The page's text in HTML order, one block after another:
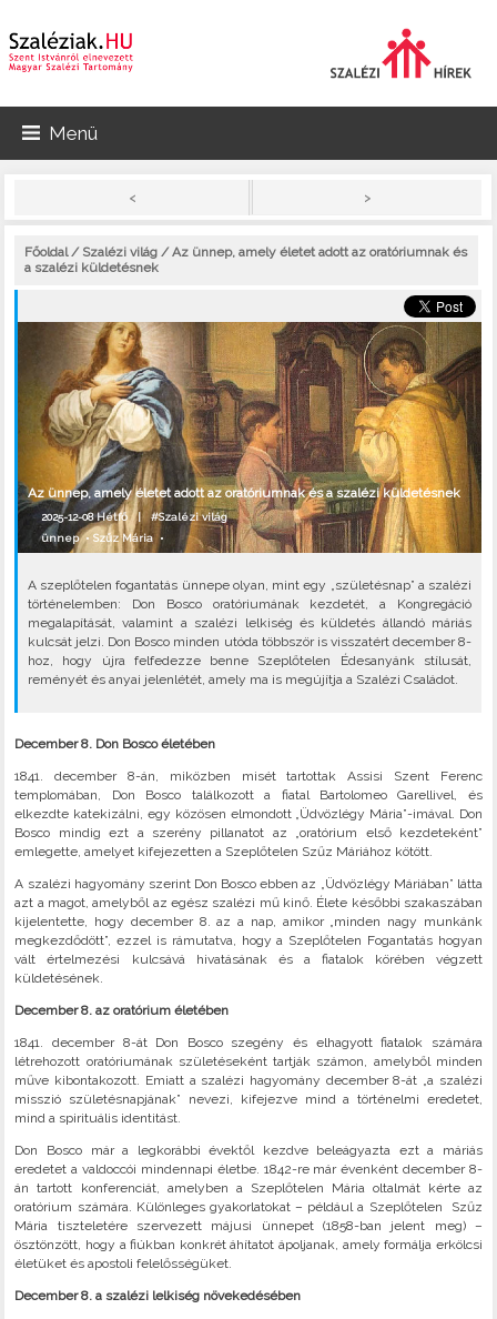
Menü
< >
Főoldal/ Szalézi világ / Az ünnep, amely életet adott az oratóriumnak és
a szalézi küldetésnek
Az ünnep, amely életet adott az oratóriumnak és a szalézi küldetésnek
2025-12-08 Hétfő |#Szalézi világ
ünnep•Szűz Mária •
A szeplőtelen fogantatás ünnepe olyan, mint egy „születésnap” a szalézi
történelemben: Don Bosco oratóriumának kezdetét, a Kongregáció
megalapítását, valamint a szalézi lelkiség és küldetés állandó máriás
kulcsát jelzi. Don Bosco minden utóda többször is visszatért december 8-
hoz, hogy újra felfedezze benne Szeplőtelen Édesanyánk stílusát,
reményét és anyai jelenlétét, amely ma is megújítja a Szalézi Családot.
December 8. Don Bosco életében
1841. december 8-án, miközben misét tartottak Assisi Szent Ferenc
templomában, Don Bosco találkozott a fiatal Bartolomeo Garellivel, és
elkezdte katekizálni, egy közösen elmondott „Üdvözlégy Mária”-imával. Don
Bosco mindig ezt a szerény pillanatot az „oratórium első kezdeteként”
emlegette, amelyet kifejezetten a Szeplőtelen Szűz Máriához kötött.
A szalézi hagyomány szerint Don Bosco ebben az „Üdvözlégy Máriában” látta
azt a magot, amelyből az egész szalézi mű kinő. Élete későbbi szakaszában
kijelentette, hogy december 8. az a nap, amikor „minden nagy munkánk
megkezdődött”, ezzel is rámutatva, hogy a Szeplőtelen Fogantatás hogyan
vált értelmezési kulcsává hivatásának és a fiatalok körében végzett
küldetésének.
December 8. az oratórium életében
1841. december 8-át Don Bosco szegény és elhagyott fiatalok számára
létrehozott oratóriumának születéseként tartják számon, amelyből minden
műve kibontakozott. Emiatt a szalézi hagyomány december 8-át „a szalézi
misszió születésnapjának” nevezi, kifejezve mind a történelmi eredetet,
mind a spirituális identitást.
Don Bosco már a legkorábbi évektől kezdve beleágyazta ezt a máriás
eredetet a valdoccói mindennapi életbe. 1842-re már évenként december 8-
án tartott konferenciát, amelyben a Szeplőtelen Mária oltalmát kérte az
oratórium számára. Különleges gyakorlatokat – például a Szeplőtelen Szűz
Mária tiszteletére szervezett májusi ünnepet (1858-ban jelent meg) –
ösztönzött, hogy a fiúkban konkrét áhítatot ápoljanak, amely formálja erkölcsi
életüket és apostoli felelősségüket.
December 8. a szalézi lelkiség növekedésében